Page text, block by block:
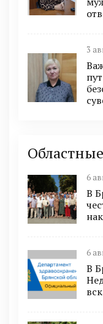
3
6
В
6
В